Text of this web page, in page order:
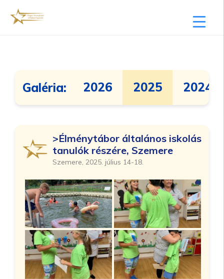
Galéria: 2026 2025 2024
>Élménytábor általános iskolás
tanulók részére, Szemere
Szemere, 2025. július 14-18.